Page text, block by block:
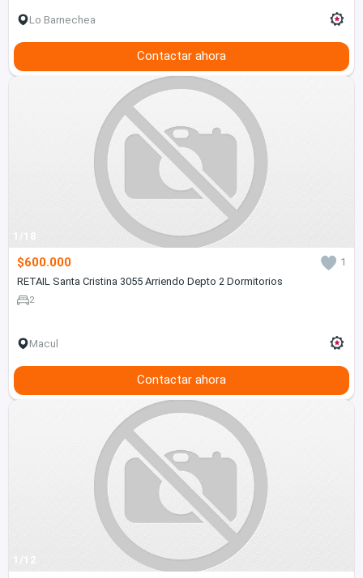
Lo Barnechea
Contactar ahora
1/18
$600.000
1
RETAIL Santa Cristina 3055 Arriendo Depto 2 Dormitorios
2
Macul
Contactar ahora
1/12